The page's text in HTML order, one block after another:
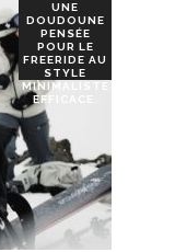
UNE
DOUDOUNE
PENSÉE
POUR LE
FREERIDE AU
STYLE
MINIMALISTE
EFFICACE.